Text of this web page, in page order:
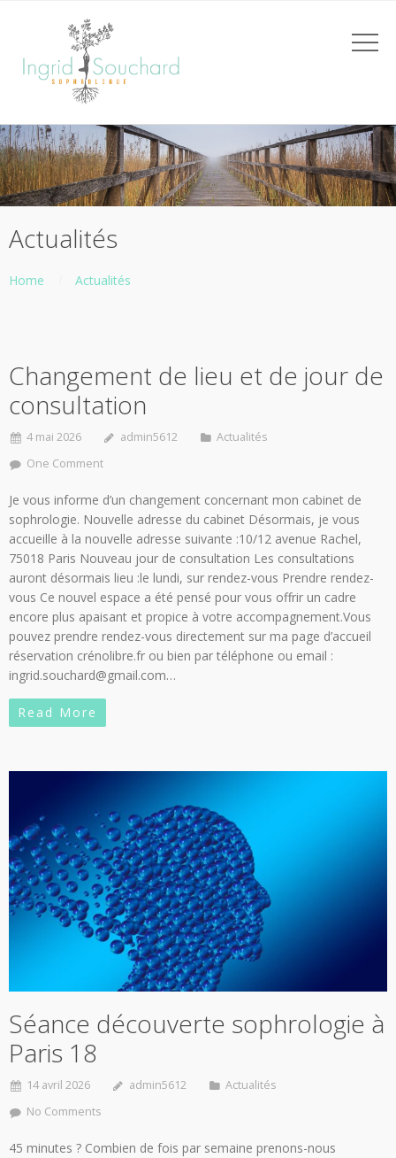
Actualités
Home Actualités
Changement de lieu et de jour de
consultation
4 mai 2026 admin5612
Actualités
One Comment
Je vous informe d’un changement concernant mon cabinet de
sophrologie. Nouvelle adresse du cabinet Désormais, je vous
accueille à la nouvelle adresse suivante :10/12 avenue Rachel,
75018 Paris Nouveau jour de consultation Les consultations
auront désormais lieu :le lundi, sur rendez-vous Prendre rendez-
vous Ce nouvel espace a été pensé pour vous offrir un cadre
encore plus apaisant et propice à votre accompagnement.Vous
pouvez prendre rendez-vous directement sur ma page d’accueil
réservation crénolibre.fr ou bien par téléphone ou email :
ingrid.souchard@gmail.com…
Read More
Séance découverte sophrologie à
Paris 18
14 avril 2026 admin5612
Actualités
No Comments
45 minutes ? Combien de fois par semaine prenons-nous